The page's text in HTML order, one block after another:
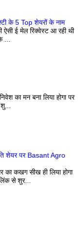
के 5 Top शेयरों के नाम
ऐसी ई मेल रिक्वेस्ट आ रही थी
का मन बना लिया होगा पर
शेयर पर Basant Agro
कखग सीख ही लिया होगा
से शुर...